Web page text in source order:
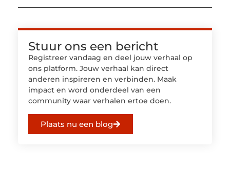
Stuur ons een bericht
Registreer vandaag en deel jouw verhaal op
ons platform. Jouw verhaal kan direct
anderen inspireren en verbinden. Maak
impact en word onderdeel van een
community waar verhalen ertoe doen.
Plaats nu een blog